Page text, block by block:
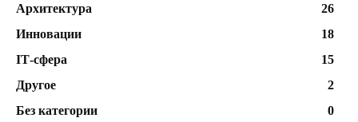
Архитектура
26
Инновации
18
ІТ-сфера
15
Другое
2
Без категории
0